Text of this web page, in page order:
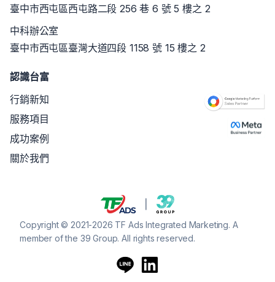
臺中市西屯區西屯路二段 256 巷 6 號 5 樓之 2
中科辦公室
臺中市西屯區臺灣大道四段 1158 號 15 樓之 2
認識台富
行銷新知
服務項目
成功案例
關於我們
Copyright © 2021-2026 TF Ads Integrated Marketing. A
member of the 39 Group. All rights reserved.